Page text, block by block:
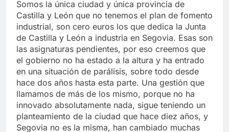
Somos la única ciudad y única provincia de
Castilla y León que no tenemos el plan de fomento
industrial, son cero euros los que dedica la Junta
de Castilla y León a industria en Segovia. Esas son
las asignaturas pendientes, por eso creemos que
el gobierno no ha estado a la altura y ha entrado
en una situación de parálisis, sobre todo desde
hace dos años hasta esta parte. Una gestión que
llamamos de más de los mismo, porque no ha
innovado absolutamente nada, sigue teniendo un
planteamiento de la ciudad que hace diez años, y
Segovia no es la misma, han cambiado muchas